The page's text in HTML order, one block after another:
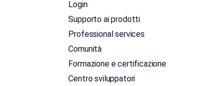
Login
Supporto ai prodotti
Professional services
Comunità
Formazione e certificazione
Centro sviluppatori